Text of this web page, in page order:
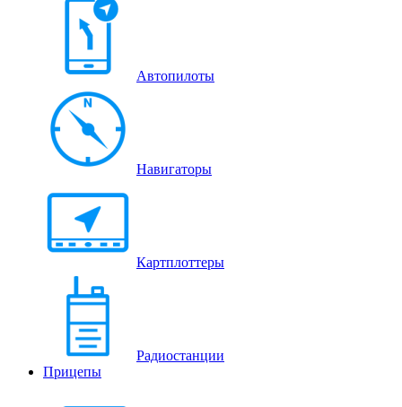
Автопилоты
Навигаторы
Картплоттеры
Радиостанции
Прицепы